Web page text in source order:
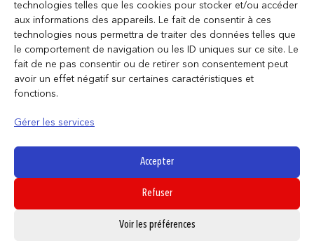
technologies telles que les cookies pour stocker et/ou accéder
aux informations des appareils. Le fait de consentir à ces
technologies nous permettra de traiter des données telles que
le comportement de navigation ou les ID uniques sur ce site. Le
fait de ne pas consentir ou de retirer son consentement peut
avoir un effet négatif sur certaines caractéristiques et
fonctions.
Gérer les services
Accepter
Refuser
Voir les préférences
NOUS REJOINDRE
F.A.Q
Politique de confidentialité
Politique de cookies
Mentions légales
SUIVEZ NOUS